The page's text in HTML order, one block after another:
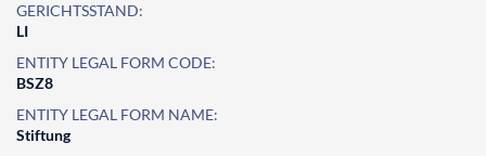
GERICHTSSTAND:
LI
ENTITY LEGAL FORM CODE:
BSZ8
ENTITY LEGAL FORM NAME:
Stiftung